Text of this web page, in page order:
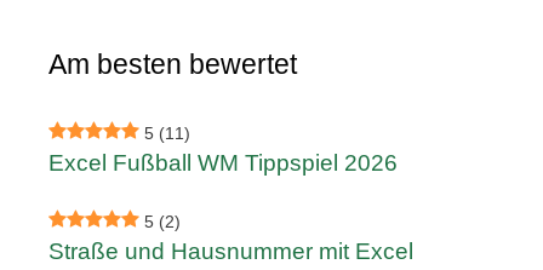
Am besten bewertet
5 (11)
Excel Fußball WM Tippspiel 2026
5 (2)
Straße und Hausnummer mit Excel